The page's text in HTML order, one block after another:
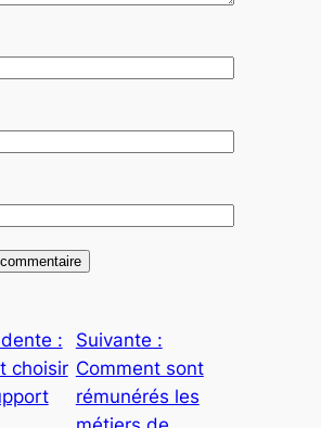
:
choisir
Suivante :
Comment sont
rémunérés les